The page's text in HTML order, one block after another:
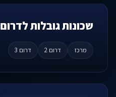
שכונות גובלות לדרום 1
מרכז דרום 2 דרום 3